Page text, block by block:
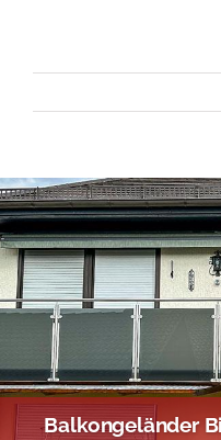
Balkongeländer